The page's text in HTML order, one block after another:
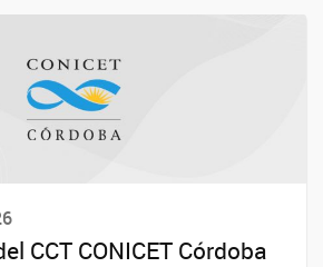
CCT CONICET Córdoba